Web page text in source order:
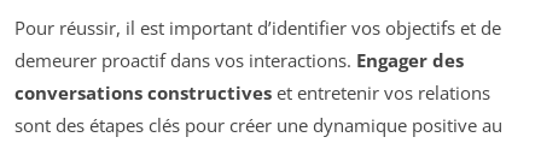
Pour réussir, il est important d’identifier vos objectifs et de
demeurer proactif dans vos interactions. Engager des
conversations constructives et entretenir vos relations
sont des étapes clés pour créer une dynamique positive au